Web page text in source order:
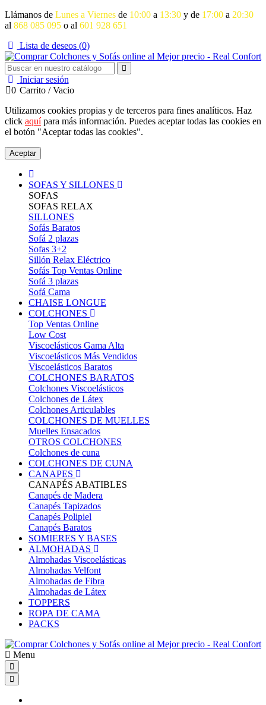
Llámanos de Lunes a Viernes de 10:00 a 13:30 y de 17:00 a 20:30
al 868 085 095 o al 601 928 651
Lista de deseos (0)
Iniciar sesión
0 Carrito /Vacio
Utilizamos cookies propias y de terceros para fines analíticos. Haz
click aquípara más información. Puedes aceptar todas las cookies en
el botón "Aceptar todas las cookies".
Aceptar
SOFAS Y SILLONES
SOFAS
SOFAS RELAX
SILLONES
Sofás Baratos
Sofá 2 plazas
Sofas 3+2
Sillón Relax Eléctrico
Sofás Top Ventas Online
Sofá 3 plazas
Sofá Cama
CHAISE LONGUE
COLCHONES
Top Ventas Online
Low Cost
Viscoelásticos Gama Alta
Viscoelásticos Más Vendidos
Viscoelásticos Baratos
COLCHONES BARATOS
Colchones Viscoelásticos
Colchones de Látex
Colchones Articulables
COLCHONES DE MUELLES
Muelles Ensacados
OTROS COLCHONES
Colchones de cuna
COLCHONES DE CUNA
CANAPES
CANAPÉS ABATIBLES
Canapés de Madera
Canapés Tapizados
Canapés Polipiel
Canapés Baratos
SOMIERES Y BASES
ALMOHADAS
Almohadas Viscoelásticas
Almohadas Velfont
Almohadas de Fibra
Almohadas de Látex
TOPPERS
ROPA DE CAMA
PACKS
Menu